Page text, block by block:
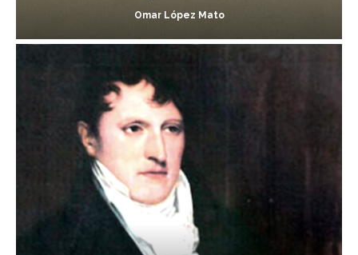
Omar López Mato